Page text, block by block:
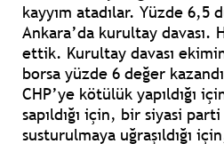
kayyım atadılar. Yüzde 6,5
Ankara’da kurultay
ettik. Kurultay davası
borsa yüzde 6 değer
CHP’ye kötülük yapıldığı
sapıldığı için, bir siyasi parti
susturulmaya uğraşıldığı